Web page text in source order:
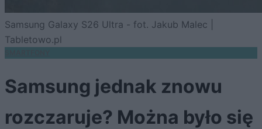
Samsung Galaxy S26 Ultra - fot. Jakub Malec |
Tabletowo.pl
Samsung jednak znowu
rozczaruje? Można było się